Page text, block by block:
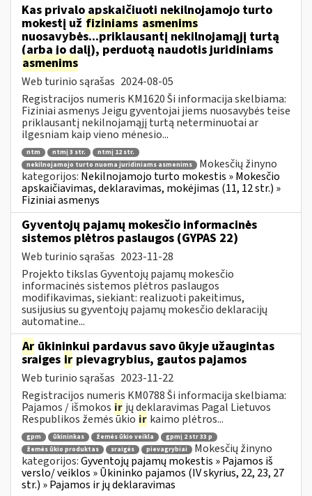
Kas privalo apskaičiuoti nekilnojamojo turto
mokestį už fiziniams asmenims
nuosavybės...priklausantį nekilnojamąjį turtą
(arba jo dalį), perduotą naudotis juridiniams
asmenims
Web turinio sąrašas 2024-08-05
Registracijos numeris KM1620 Ši informacija skelbiama:
Fiziniai asmenys Jeigu gyventojai jiems nuosavybės teise
priklausantį nekilnojamąjį turtą neterminuotai ar
ilgesniam kaip vieno mėnesio...
ntm ntmį 3 str.
ntmį 12 str.
nekilnojamojo turto nuoma juridiniams asmenims
Mokesčių žinyno
kategorijos: Nekilnojamojo turto mokestis » Mokesčio
apskaičiavimas, deklaravimas, mokėjimas (11, 12 str.) »
Fiziniai asmenys
Gyventojų pajamų mokesčio informacinės
sistemos plėtros paslaugos (GYPAS 22)
Web turinio sąrašas 2023-11-28
Projekto tikslas Gyventojų pajamų mokesčio
informacinės sistemos plėtros paslaugos
modifikavimas, siekiant: realizuoti pakeitimus,
susijusius su gyventojų pajamų mokesčio deklaracijų
automatine...
Ar ūkininkui pardavus savo ūkyje užaugintas
sraiges ir pievagrybius, gautos pajamos
Web turinio sąrašas 2023-11-22
Registracijos numeris KM0788 Ši informacija skelbiama:
Pajamos / išmokos ir jų deklaravimas Pagal Lietuvos
Respublikos žemės ūkio ir kaimo plėtros...
gpm ūkininkas žemės ūkio veikla
gpmį 2 str 33 p
žemės ūkio produktas
sraigės pievagrybiai
Mokesčių žinyno
kategorijos:Gyventojų pajamų mokestis » Pajamos iš
verslo/ veiklos » Ūkininko pajamos (IV skyrius, 22, 23, 27
str.) » Pajamos ir jų deklaravimas